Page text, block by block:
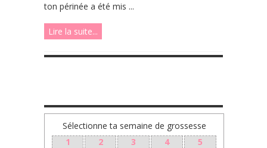
ton périnée a été mis ...
Lire la suite...
Sélectionne ta semaine de grossesse
1
2 3 4
5